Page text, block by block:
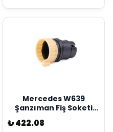
Mercedes W639
Şanzıman Fiş Soketi
Kostal Marka
A2035400253
₺ 422.08